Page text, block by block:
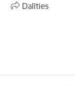
Dalīties